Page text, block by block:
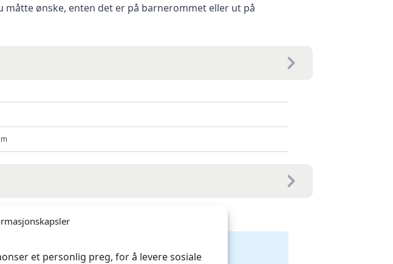
et personlig preg, for å levere sosiale
ønske, enten det er på barnerommet eller ut på